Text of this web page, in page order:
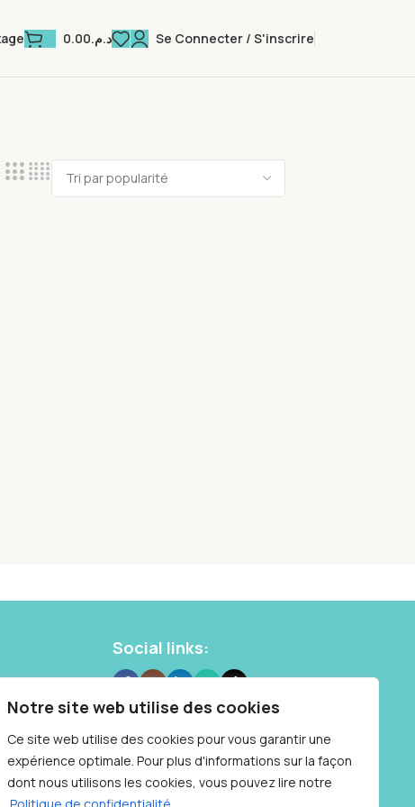
Notre site web utilise des cookies
Ce site web utilise des cookies pour vous garantir une
expérience optimale. Pour plus d'informations sur la façon
dont nous utilisons les cookies, vous pouvez lire notre
د.م.0.00 Se Connecter / S'inscrire
10 87
: 9h à
Social links: